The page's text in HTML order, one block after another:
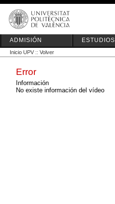
ADMISIÓN ESTUDIOS
Inicio UPV :: Volver
Error
Información
No existe información del vídeo